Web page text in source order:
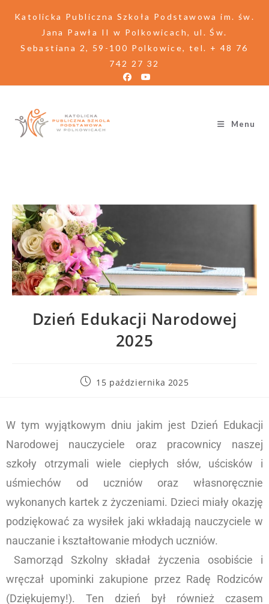
Katolicka Publiczna Szkoła Podstawowa im. św.
Jana Pawła II w Polkowicach, ul. Św.
Sebastiana 2, 59-100 Polkowice, tel. + 48 76
742 27 32
Menu
Dzień Edukacji Narodowej
2025
15 października 2025
W tym wyjątkowym dniu jakim jest Dzień Edukacji
Narodowej nauczyciele oraz pracownicy naszej
szkoły otrzymali wiele ciepłych słów, uścisków i
uśmiechów od uczniów oraz własnoręcznie
wykonanych kartek z życzeniami. Dzieci miały okazję
podziękować za wysiłek jaki wkładają nauczyciele w
nauczanie i kształtowanie młodych uczniów.
Samorząd Szkolny składał życzenia osobiście i
wręczał upominki zakupione przez Radę Rodziców
(Dziękujemy!). Ten dzień był również czasem